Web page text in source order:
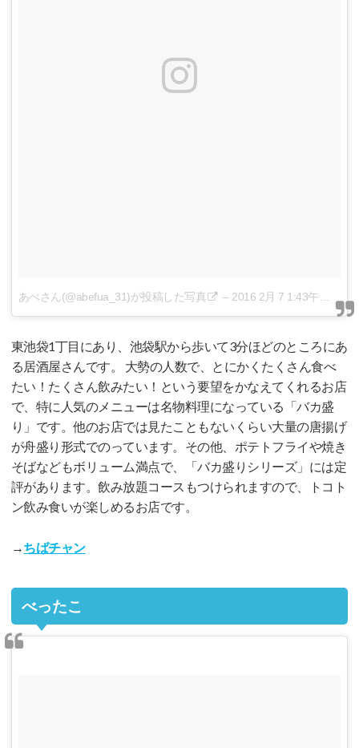
あべさん(@abefua_31)が投稿した写真 – 2016 2月 7 1:43午前 PST
東池袋1丁目にあり、池袋駅から歩いて3分ほどのところにあ
る居酒屋さんです。 大勢の人数で、とにかくたくさん食べ
たい！たくさん飲みたい！という要望をかなえてくれるお店
で、特に人気のメニューは名物料理になっている「バカ盛
り」です。他のお店では見たこともないくらい大量の唐揚げ
が舟盛り形式でのっています。その他、ポテトフライや焼き
そばなどもボリューム満点で、「バカ盛りシリーズ」には定
評があります。飲み放題コースもつけられますので、トコト
ン飲み食いが楽しめるお店です。
→ちばチャン
べったこ